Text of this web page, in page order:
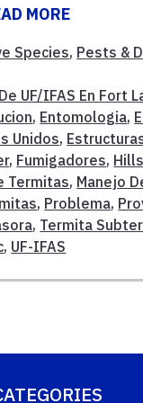
MORE
Species, Pests &
UF/IFAS En Fort
, Entomologia,
Unidos,
, Fumigadores,
Termitas, Manejo
, Problema,
, Termita
, UF-IFAS